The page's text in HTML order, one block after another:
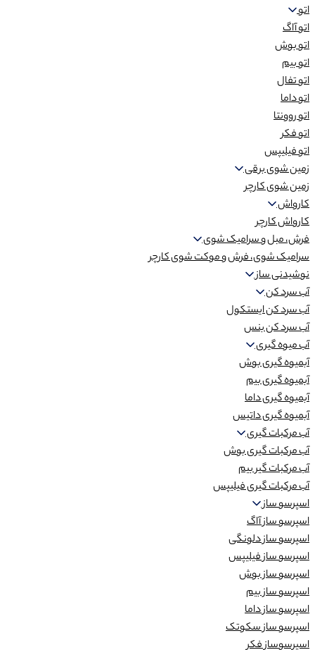
اتو
اتو آاگ
اتو بوش
اتو بیم
اتو تفال
اتو داما
اتو روونتا
اتو فکر
اتو فیلیپس
زمین شوی برقی
زمین شوی کارچر
کارواش
کارواش کارچر
فرش، مبل و سرامیک شوی
سرامیک شوی، فرش و موکت شوی کارچر
نوشیدنی ساز
آب سرد کن
آب سرد کن ایستکول
آب سرد کن بنس
آب میوه گیری
آبمیوه گیری بوش
آبمیوه گیری بیم
آبمیوه گیری داما
آبمیوه گیری داتیس
آب مرکبات گیری
آب مرکبات گیری بوش
آب مرکبات گیر بیم
آب مرکبات گیری فیلیپس
اسپرسو ساز
اسپرسو ساز آاگ
اسپرسو ساز دلونگی
اسپرسو ساز فیلیپس
اسپرسو ساز بوش
اسپرسو ساز بیم
اسپرسو ساز داما
اسپرسو ساز سکوتک
اسپرسوساز فکر